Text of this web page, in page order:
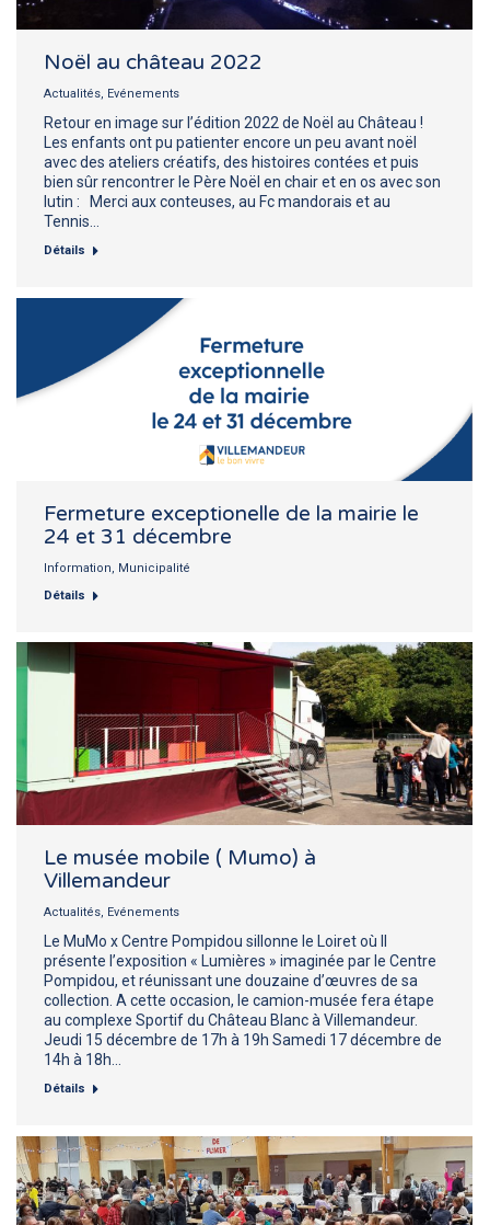
Noël au château 2022
Actualités, Evénements
Retour en image sur l’édition 2022 de Noël au Château !
Les enfants ont pu patienter encore un peu avant noël
avec des ateliers créatifs, des histoires contées et puis
bien sûr rencontrer le Père Noël en chair et en os avec son
lutin : Merci aux conteuses, au Fc mandorais et au
Tennis…
Détails
Fermeture exceptionelle de la mairie le
24 et 31 décembre
Information, Municipalité
Détails
Le musée mobile ( Mumo) à
Villemandeur
Actualités, Evénements
Le MuMo x Centre Pompidou sillonne le Loiret où Il
présente l’exposition « Lumières » imaginée par le Centre
Pompidou, et réunissant une douzaine d’œuvres de sa
collection. A cette occasion, le camion-musée fera étape
au complexe Sportif du Château Blanc à Villemandeur.
Jeudi 15 décembre de 17h à 19h Samedi 17 décembre de
14h à 18h…
Détails